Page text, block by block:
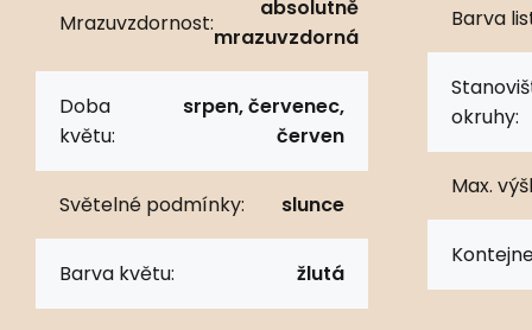
Mrazuvzdornost:
absolutně
mrazuvzdorná
Doba
květu:
srpen, červenec,
červen
Světelné podmínky: slunce
Barva květu: žlutá
Barva
okruhy:
Max.